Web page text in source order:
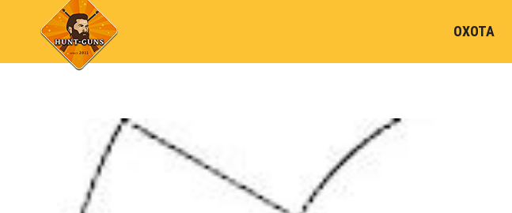
ОХОТА